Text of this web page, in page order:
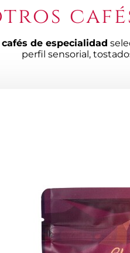
cafés de especialidad
perfil sensorial,